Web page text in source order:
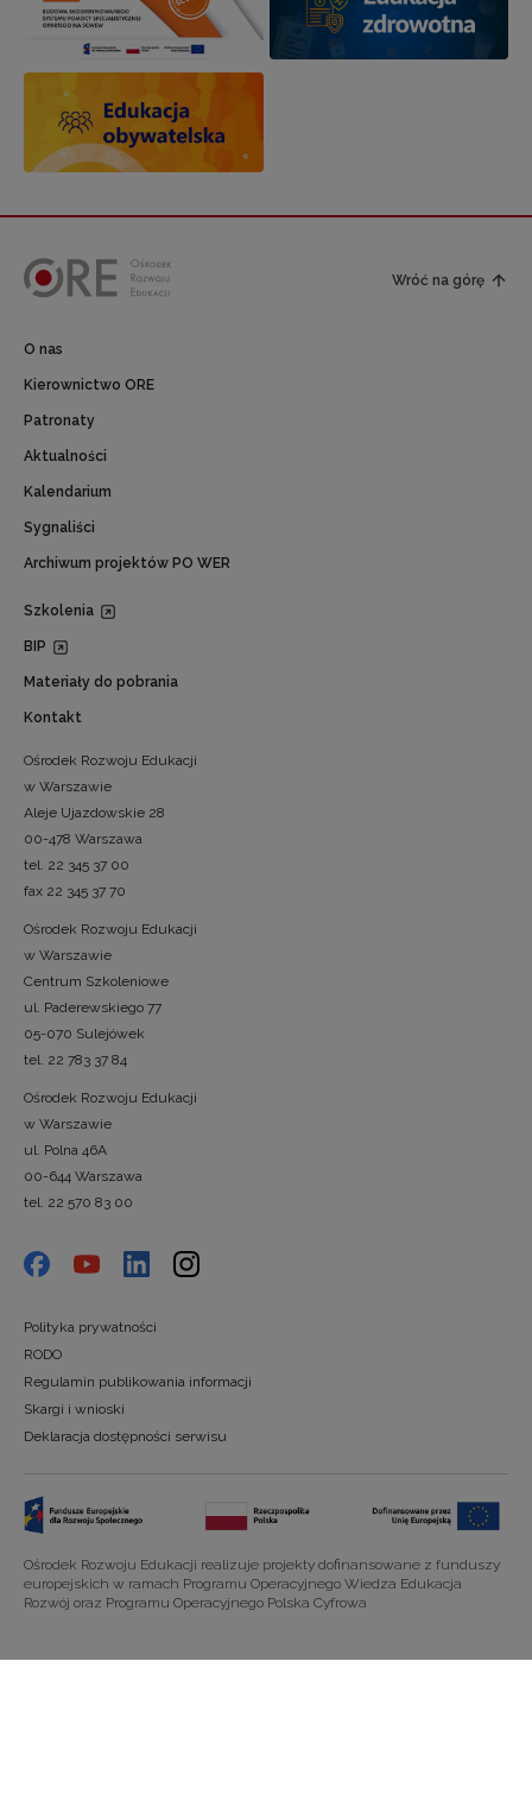
Wróć na górę
O nas
Kierownictwo ORE
Patronaty
Aktualności
Kalendarium
Sygnaliści
Archiwum projektów PO WER
Szkolenia
BIP
Materiały do pobrania
Kontakt
Ośrodek Rozwoju Edukacji
w Warszawie
Aleje Ujazdowskie 28
00-478 Warszawa
tel. 22 345 37 00
fax 22 345 37 70
Ośrodek Rozwoju Edukacji
w Warszawie
Centrum Szkoleniowe
ul. Paderewskiego 77
05-070 Sulejówek
tel. 22 783 37 84
Ośrodek Rozwoju Edukacji
w Warszawie
ul. Polna 46A
00-644 Warszawa
tel. 22 570 83 00
Polityka prywatności
RODO
Regulamin publikowania informacji
Skargi i wnioski
Deklaracja dostępności serwisu
Ośrodek Rozwoju Edukacji realizuje projekty dofinansowane z funduszy
europejskich w ramach Programu Operacyjnego Wiedza Edukacja
Rozwój oraz Programu Operacyjnego Polska Cyfrowa